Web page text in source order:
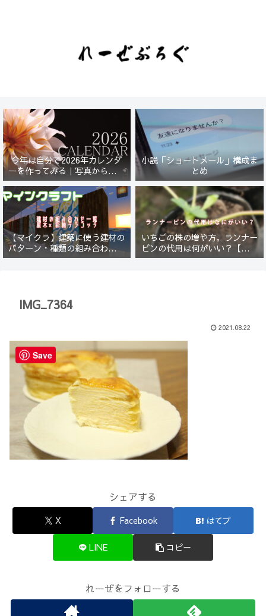
今年は自分で2026年カレンダ
ーを作ってみる｜写真から始ま
る小さなプロジェクト【一灯
花】
小説「ショートメール」構成ま
とめ
【マイクラ】建築に使う建材の
パターン・種類の組み合わせ一
覧！原木×彩釉テラコッタ編
いちごの株の増や方。ランナー
ピンの代用は何がいい？【５年
放置したイチゴは復活するの
IMG_7364
2021.08.22
シェアする
X Facebook はてブ
LINE コピー
れーぜをフォローする
Save